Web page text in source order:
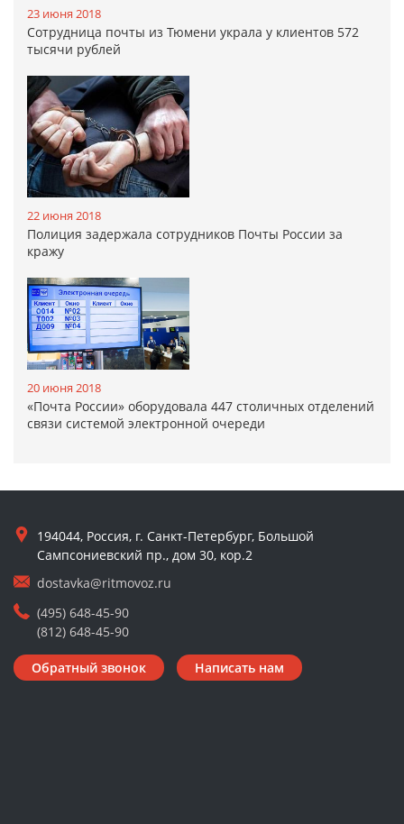
23 июня 2018
Сотрудница почты из Тюмени украла у клиентов 572
тысячи рублей
22 июня 2018
Полиция задержала сотрудников Почты России за
кражу
20 июня 2018
«Почта России» оборудовала 447 столичных отделений
связи системой электронной очереди
194044, Россия, г. Санкт-Петербург, Большой
Сампсониевский пр., дом 30, кор.2
dostavka@ritmovoz.ru
(495) 648-45-90
(812) 648-45-90
Обратный звонок Написать нам